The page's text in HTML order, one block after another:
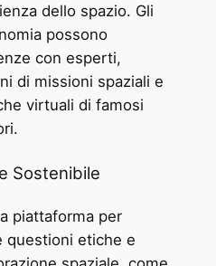
dello spazio. Gli
possono
con esperti,
di missioni spaziali e
virtuali di famosi
Sostenibile
piattaforma per
questioni etiche e